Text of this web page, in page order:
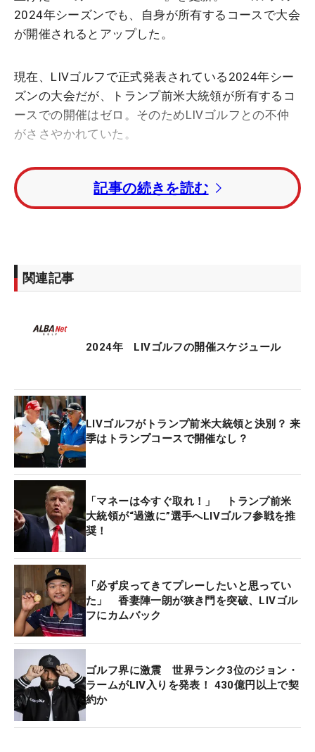
2024年シーズンでも、自身が所有するコースで大会
が開催されるとアップした。
現在、LIVゴルフで正式発表されている2024年シー
ズンの大会だが、トランプ前米大統領が所有するコ
ースでの開催はゼロ。そのためLIVゴルフとの不仲
がささやかれていた。
トランプ氏はSNSに「マイアミのトランプ・ナショ
ナルドラルはLIVゴルフと2024年4月に大会を開催
することに署名した」と投稿。「ドラルは昨年10月
来季スケジュールの4月5〜7日の大会は米国内で開
後発表となっている。同週はメジャー初戦「マスタ
ーズ」の前週とあって、開催地が注目されていた。
開催する。残りのスケジュールに関しても、まもな
く正式発表がされることを心待ちにしている」とし
た。
2022年6月に開幕したLIVゴルフは、2024年に3シ
ーズン目を迎える。昨年と同様に2月2日、メキシコ
のマヤコバで開幕戦が行われる。第2戦は2月11日の
NFL決勝戦“スーパーボウル”と同週に、ネバダ州ラ
スベガスで2月8〜10日に行われる。（文・武川玲子
=米国在住）
記事の続きを読む
関連記事
2024年 LIVゴルフの開催スケジュール
LIVゴルフがトランプ前米大統領と決別？ 来
季はトランプコースで開催なし？
「マネーは今すぐ取れ！」 トランプ前米
大統領が“過激に”選手へLIVゴルフ参戦を推
奨！
「必ず戻ってきてプレーしたいと思ってい
た」 香妻陣一朗が狭き門を突破、LIVゴル
フにカムバック
ゴルフ界に激震 世界ランク3位のジョン・
ラームがLIV入りを発表！ 430億円以上で契
約か